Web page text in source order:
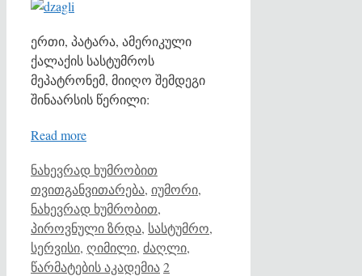
ერთი, პატარა, ამერიკული
ქალაქის სასტუმროს
მეპატრონემ, მიიღო შემდეგი
შინაარსის წერილი:
Read more
Categories
ნახევრად ხუმრობით
თვითგანვითარება, იუმორი,
ნახევრად ხუმრობით,
პიროვნული ზრდა, სასტუმრო,
სერვისი, ღიმილი, ძაღლი,
წარმატების აკადემია2